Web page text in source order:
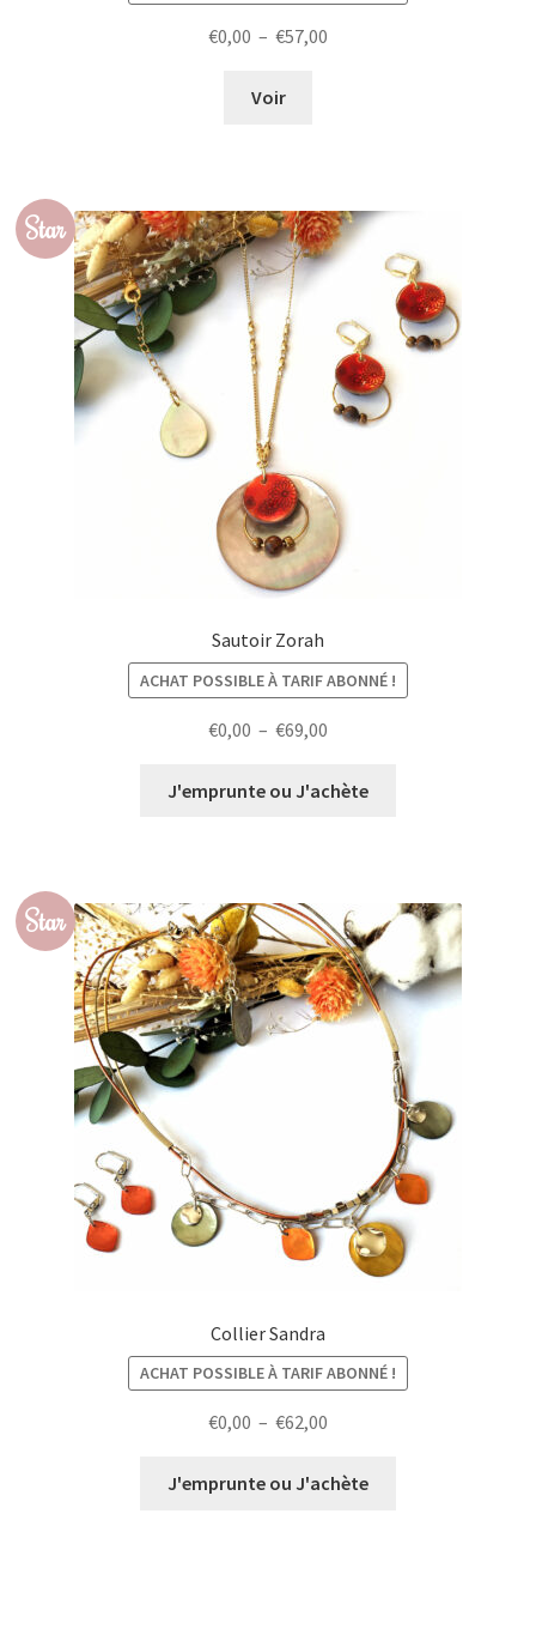
€0,00 – €57,00
Voir
Star
Sautoir Zorah
ACHAT POSSIBLE À TARIF ABONNÉ !
€0,00 – €69,00
prix :
J'emprunte ou J'achète
Star
Collier Sandra
ACHAT POSSIBLE À TARIF ABONNÉ !
€0,00 – €62,00
prix :
J'emprunte ou J'achète